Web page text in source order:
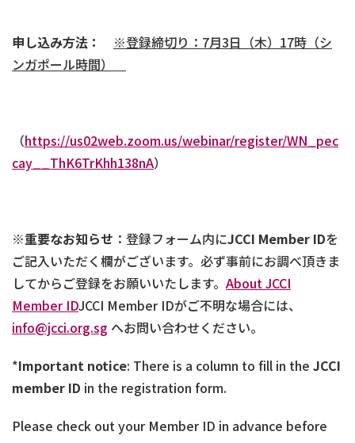
申し込み方法： ※登録締切り： 7月3日（木） 17時（シ
ンガポール時間）
（https://us02web.zoom.us/webinar/register/WN_pec
cay__ThK6TrKhh138nA）
※重要なお知らせ ：登録フォーム内にJCCI Member IDを
ご記入いただく欄がございます。必ず事前にお調べ頂きま
してからご登録をお願いいたします。 About JCCI
Member IDJCCI Member IDがご不明な場合には、
info@jcci.org.sg へお問い合わせください。
*Important notice: There is a column to fill in the JCCI
member ID in the registration form.
Please check out your Member ID in advance before